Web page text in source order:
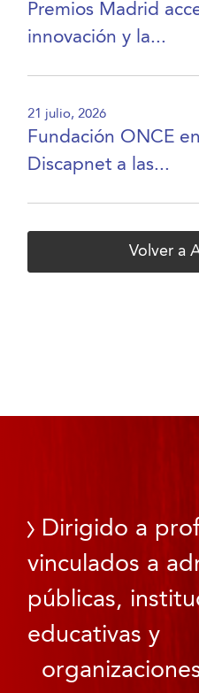
Premios Madrid
innovación y la...
21 julio, 2026
Fundación ONCE
Discapnet a las...
Volver a
Dirigido a
vinculados a
públicas,
educativas y